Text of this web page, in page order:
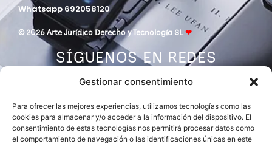
Gestionar consentimiento
Para ofrecer las mejores experiencias, utilizamos tecnologías como las
cookies para almacenar y/o acceder a la información del dispositivo. El
consentimiento de estas tecnologías nos permitirá procesar datos como
el comportamiento de navegación o las identificaciones únicas en este
Whatsapp 692058120
© 2026 Arte Jurídico Derecho y Tecnología SL ❤
SÍGUENOS EN REDES